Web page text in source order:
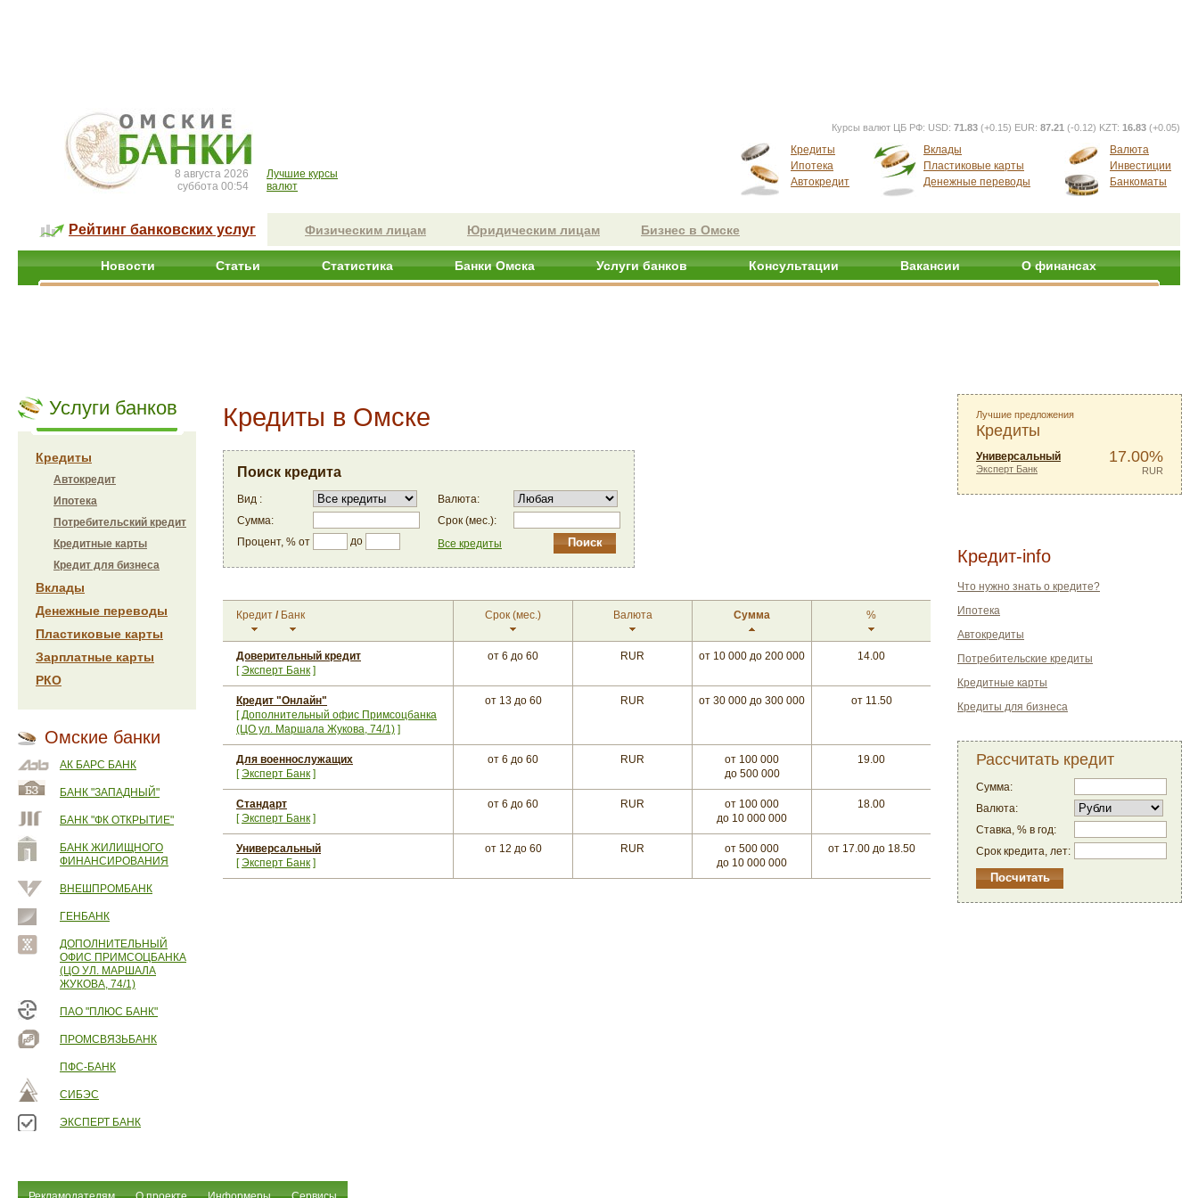
8 августа 2026
суббота 00:54
Лучшие курсы
валют
Курсы валют ЦБ РФ: USD: 71.83 (+0.15) EUR: 87.21 (-0.12) KZT: 16.83 (+0.05)
Кредиты
Ипотека
Автокредит
Вклады
Пластиковые карты
Денежные переводы
Валюта
Инвестиции
Банкоматы
Рейтинг банковских услуг Физическим лицам Юридическим лицам Бизнес в Омске
Новости Статьи Статистика Банки Омска Услуги банков Консультации Вакансии О финансах
Услуги банков
Кредиты
Автокредит
Ипотека
Потребительский кредит
Кредитные карты
Кредит для бизнеса
Вклады
Денежные переводы
Пластиковые карты
Зарплатные карты
РКО
Омские банки
АК БАРС БАНК
БАНК "ЗАПАДНЫЙ"
БАНК "ФК ОТКРЫТИЕ"
БАНК ЖИЛИЩНОГО
ФИНАНСИРОВАНИЯ
ВНЕШПРОМБАНК
ГЕНБАНК
ДОПОЛНИТЕЛЬНЫЙ
ОФИС ПРИМСОЦБАНКА
(ЦО УЛ. МАРШАЛА
ЖУКОВА, 74/1)
ПАО "ПЛЮС БАНК"
ПРОМСВЯЗЬБАНК
ПФС-БАНК
СИБЭС
ЭКСПЕРТ БАНК
Кредиты в Омске
Поиск кредита
Вид :
Валюта:
Сумма:
Срок (мес.):
Процент, % от
до Все кредиты
Кредит / Банк Срок (мес.) Валюта Сумма %
Доверительный кредит
[Эксперт Банк ]
от 6 до 60 RUR от 10 000 до 200 000 14.00
Кредит "Онлайн"
[Дополнительный офис Примсоцбанка
(ЦО ул. Маршала Жукова, 74/1) ]
от 13 до 60 RUR от 30 000 до 300 000 от 11.50
Для военнослужащих
[Эксперт Банк ]
от 6 до 60 RUR
от 100 000
до 500 000
19.00
Стандарт
[Эксперт Банк ]
от 6 до 60 RUR
от 100 000
до 10 000 000
18.00
Универсальный
[Эксперт Банк ]
от 12 до 60 RUR
от 500 000
до 10 000 000
от 17.00 до 18.50
Лучшие предложения
Кредиты
Универсальный
Эксперт Банк
17.00%
RUR
Кредит-info
Что нужно знать о кредите?
Ипотека
Автокредиты
Потребительские кредиты
Кредитные карты
Кредиты для бизнеса
Рассчитать кредит
Сумма:
Валюта:
Ставка, % в год:
Срок кредита, лет: